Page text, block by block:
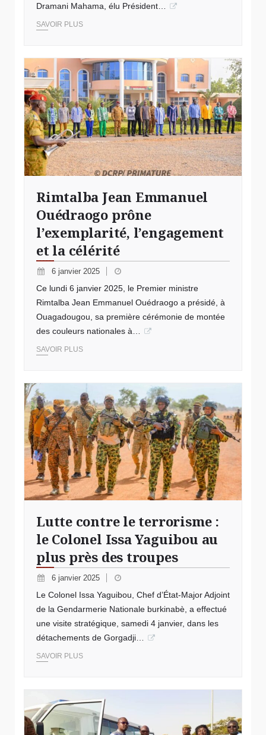
Dramani Mahama, élu Président…
SAVOIR PLUS
Rimtalba Jean Emmanuel
Ouédraogo prône
l’exemplarité, l’engagement
et la célérité
6 janvier 2025
Ce lundi 6 janvier 2025, le Premier ministre
Rimtalba Jean Emmanuel Ouédraogo a présidé, à
Ouagadougou, sa première cérémonie de montée
des couleurs nationales à…
SAVOIR PLUS
Lutte contre le terrorisme :
le Colonel Issa Yaguibou au
plus près des troupes
6 janvier 2025
Le Colonel Issa Yaguibou, Chef d’État-Major Adjoint
de la Gendarmerie Nationale burkinabè, a effectué
une visite stratégique, samedi 4 janvier, dans les
détachements de Gorgadji…
SAVOIR PLUS